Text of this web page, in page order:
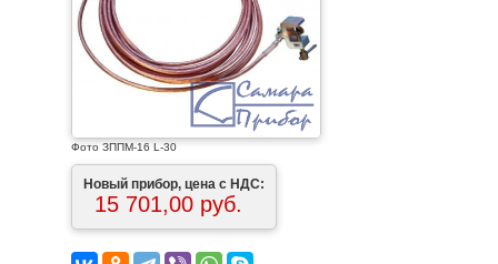
Фото ЗППМ-16 L-30
Новый прибор, цена с НДС:
15 701,00 руб.